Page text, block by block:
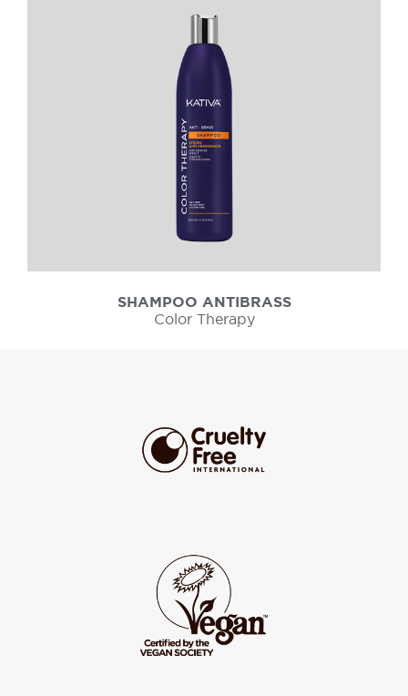
SHAMPOO ANTIBRASS
Color Therapy